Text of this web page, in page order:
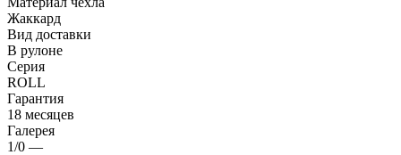
Жаккард
Вид доставки
В рулоне
Серия
ROLL
Гарантия
18 месяцев
Галерея
1/0 —